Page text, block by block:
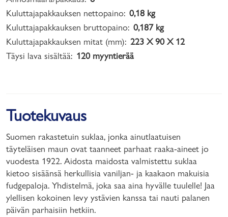
Kuluttajapakkauksen nettopaino: 0,18 kg
Kuluttajapakkauksen bruttopaino: 0,187 kg
Kuluttajapakkauksen mitat (mm): 223 X 90 X 12
Täysi lava sisältää: 120 myyntierää
Tuotekuvaus
Suomen rakastetuin suklaa, jonka ainutlaatuisen
täyteläisen maun ovat taanneet parhaat raaka-aineet jo
vuodesta 1922. Aidosta maidosta valmistettu suklaa
kietoo sisäänsä herkullisia vaniljan- ja kaakaon makuisia
fudgepaloja. Yhdistelmä, joka saa aina hyvälle tuulelle! Jaa
ylellisen kokoinen levy ystävien kanssa tai nauti palanen
päivän parhaisiin hetkiin.